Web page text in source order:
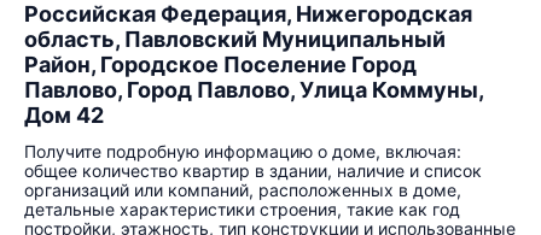
Российская Федерация, Нижегородская
область, Павловский Муниципальный
Район, Городское Поселение Город
Павлово, Город Павлово, Улица Коммуны,
Дом 42
Получите подробную информацию о доме, включая:
общее количество квартир в здании, наличие и список
организаций или компаний, расположенных в доме,
детальные характеристики строения, такие как год
постройки, этажность, тип конструкции и использованные